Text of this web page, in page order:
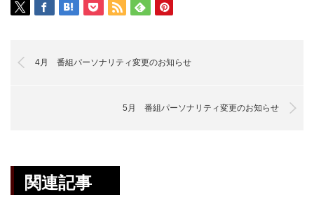
4月 番組パーソナリティ変更のお知らせ
5月 番組パーソナリティ変更のお知らせ
関連記事